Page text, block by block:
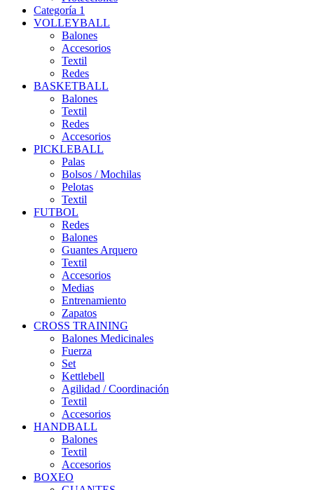
Categoría 1
VOLLEYBALL
Balones
Accesorios
Textil
Redes
BASKETBALL
Balones
Textil
Redes
Accesorios
PICKLEBALL
Palas
Bolsos / Mochilas
Pelotas
Textil
FUTBOL
Redes
Balones
Guantes Arquero
Textil
Accesorios
Medias
Entrenamiento
Zapatos
CROSS TRAINING
Balones Medicinales
Fuerza
Set
Kettlebell
Agilidad / Coordinación
Textil
Accesorios
HANDBALL
Balones
Textil
Accesorios
BOXEO